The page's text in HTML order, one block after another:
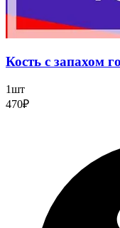
Кость с запахом
1шт
470₽